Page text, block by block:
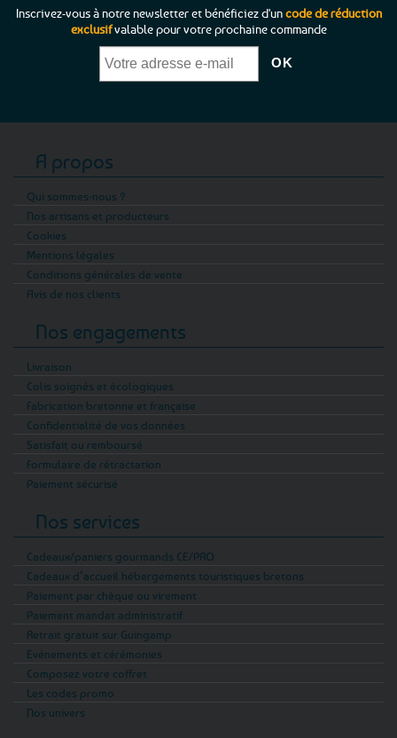
Inscrivez-vous à notre newsletter et bénéficiez d'uncode de réduction
exclusifvalable pour votre prochaine commande
A propos
Qui sommes-nous ?
Nos artisans et producteurs
Cookies
Mentions légales
Conditions générales de vente
Avis de nos clients
Nos engagements
Livraison
Colis soignés et écologiques
Fabrication bretonne et française
Confidentialité de vos données
Satisfait ou remboursé
Formulaire de rétractation
Paiement sécurisé
Nos services
Cadeaux/paniers gourmands CE/PRO
Cadeaux d’accueil hébergements touristiques bretons
Paiement par chèque ou virement
Paiement mandat administratif
Retrait gratuit sur Guingamp
Evénements et cérémonies
Composez votre coffret
Les codes promo
Nos univers